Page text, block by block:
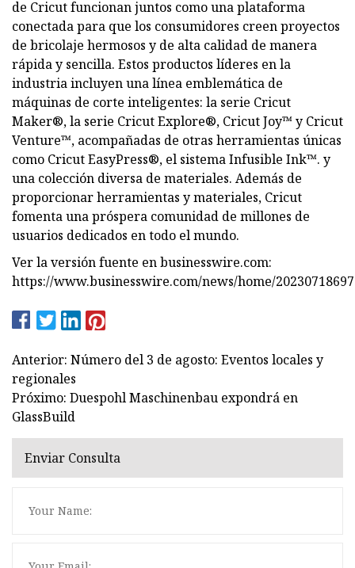
de Cricut funcionan juntos como una plataforma
conectada para que los consumidores creen proyectos
de bricolaje hermosos y de alta calidad de manera
rápida y sencilla. Estos productos líderes en la
industria incluyen una línea emblemática de
máquinas de corte inteligentes: la serie Cricut
Maker®, la serie Cricut Explore®, Cricut Joy™ y Cricut
Venture™, acompañadas de otras herramientas únicas
como Cricut EasyPress®, el sistema Infusible Ink™. y
una colección diversa de materiales. Además de
proporcionar herramientas y materiales, Cricut
fomenta una próspera comunidad de millones de
usuarios dedicados en todo el mundo.
Ver la versión fuente en businesswire.com:
https://www.businesswire.com/news/home/
Anterior: Número del 3 de agosto: Eventos locales y
regionales
Próximo: Duespohl Maschinenbau expondrá en
GlassBuild
Enviar Consulta